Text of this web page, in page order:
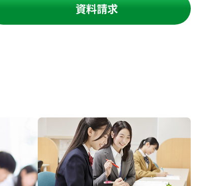
資料請求